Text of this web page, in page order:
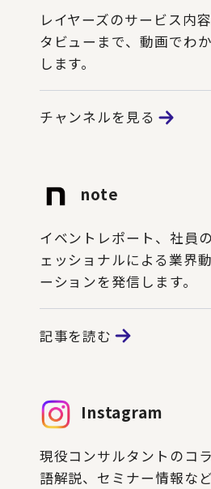
レイヤーズのサービス内
タビューまで、動画でわ
します。
チャンネルを見る
note
イベントレポート、社員
ェッショナルによる業界
ーションを発信します。
記事を読む
Instagram
現役コンサルタントのコ
語解説、セミナー情報な